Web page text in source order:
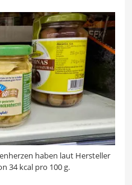
haben laut Hersteller
34 kcal pro 100 g.